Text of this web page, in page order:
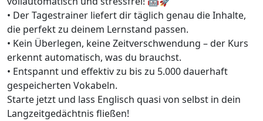
• Der Tagestrainer liefert dir täglich genau die Inhalte,
die perfekt zu deinem Lernstand passen.
• Kein Überlegen, keine Zeitverschwendung – der Kurs
erkennt automatisch, was du brauchst.
• Entspannt und effektiv zu bis zu 5.000 dauerhaft
gespeicherten Vokabeln.
Starte jetzt und lass Englisch quasi von selbst in dein
Langzeitgedächtnis fließen!